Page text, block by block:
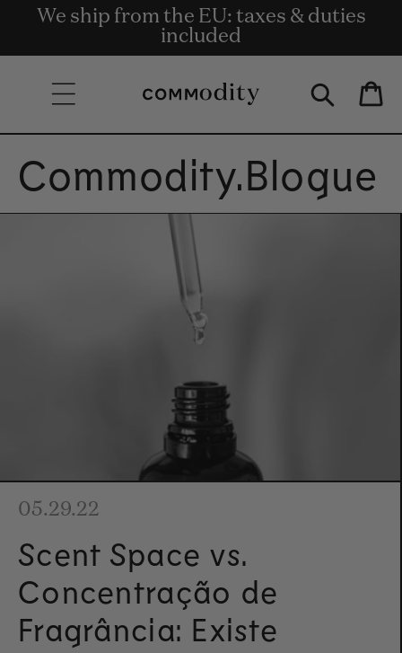
Skip to content
Entrega gratuita para encomendas de
valor igual ou superior a 135€.
We ship from the EU: taxes & duties
included
Get rewards for shopping with
Commodity.Circle
Bag
Commodity.Blogue
05.29.22
Scent Space vs.
Concentração de
Fragrância: Existe